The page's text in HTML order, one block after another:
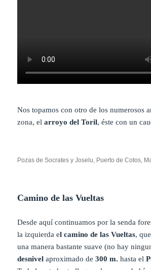
Nos topamos con otro de los numerosos
zona, elarroyo del Toril, éste con un
Pozas de Socrates y Joselu, Puerto de Cotos,
Camino de las Vueltas
Desde aquí continuamos por la senda
la izquierda el camino de las Vueltas,
una manera bastante suave (no hay
desnivel aproximado de 300 m. hasta el